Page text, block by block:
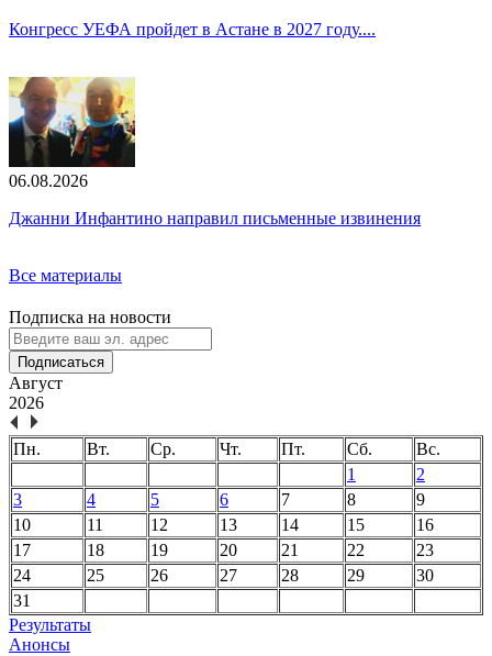
Конгресс УЕФА пройдет в Астане в 2027 году....
06.08.2026
Джанни Инфантино направил письменные извинения
Все материалы
Подписка на новости
Подписаться
Август
2026
Пн. Вт. Ср. Чт. Пт. Сб.
Вс.
1
2
3
4 5 6 7 8
9
10
11 12 13 14 15
16
17
18 19 20 21 22
23
24
25 26 27 28 29
30
31
Результаты
Анонсы